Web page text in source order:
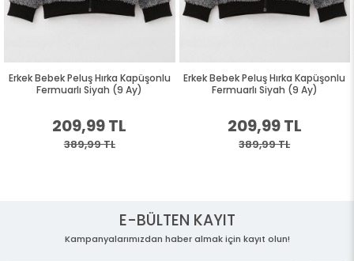
Erkek Bebek Peluş Hırka Kapüşonlu
Fermuarlı Siyah (9 Ay)
209,99 TL
389,99 TL
Erkek Bebek Peluş Hırka Kapüşonlu
Fermuarlı Siyah (9 Ay)
209,99 TL
389,99 TL
E-BÜLTEN KAYIT
Kampanyalarımızdan haber almak için kayıt olun!